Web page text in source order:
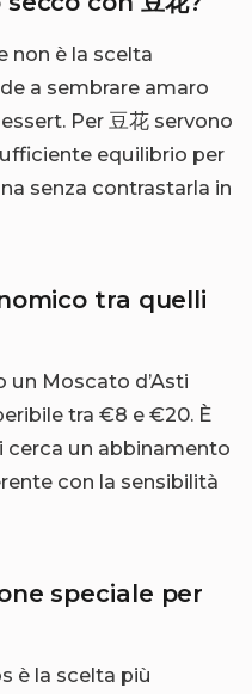
non è la scelta
a sembrare amaro
Per 豆花 servono
equilibrio per
senza contrastarla in
tra quelli
un Moscato d’Asti
tra €8 e €20. È
cerca un abbinamento
con la sensibilità
speciale per
è la scelta più